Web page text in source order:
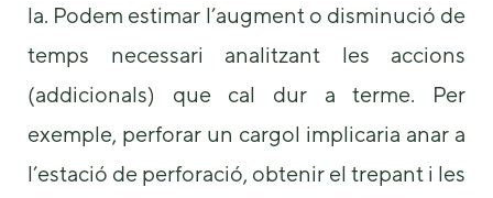
la. Podem estimar l’augment o disminució de
temps necessari analitzant les accions
(addicionals) que cal dur a terme. Per
exemple, perforar un cargol implicaria anar a
l’estació de perforació, obtenir el trepant i les